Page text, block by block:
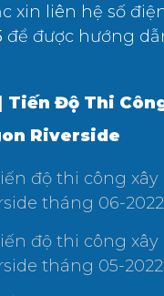
xin liên hệ số
để được hướng
Tiến Độ Thi
Riverside
độ thi công
tháng 06-2022
độ thi công
tháng 05-2022